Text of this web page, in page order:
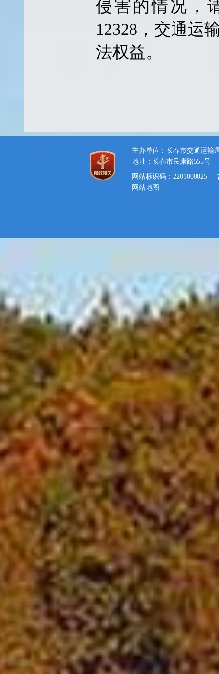
侵害的情况，
12328，交通运
法权益。
主办单位：长春市交通运输
地址：长春市民康路555号
网站标识码：2201000025
网站地图